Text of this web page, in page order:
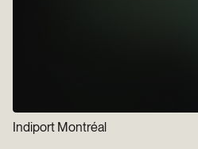
Indiport Montréal